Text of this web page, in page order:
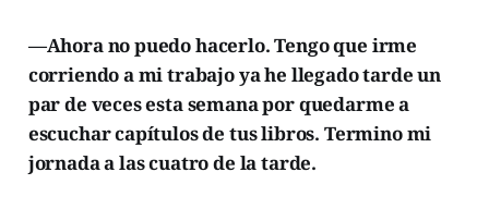
—Ahora no puedo hacerlo. Tengo que irme
corriendo a mi trabajo ya he llegado tarde un
par de veces esta semana por quedarme a
escuchar capítulos de tus libros. Termino mi
jornada a las cuatro de la tarde.